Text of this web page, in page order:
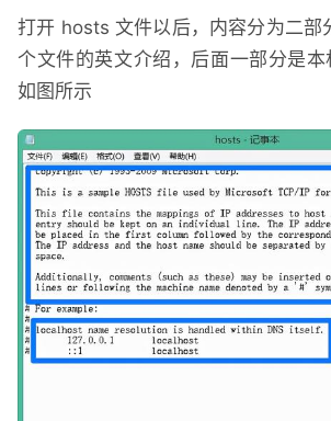
打开 hosts 文件以后，内容分为二部
个文件的英文介绍，后面一部分是本
如图所示